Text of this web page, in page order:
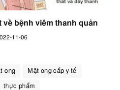
về bệnh viêm thanh quản
11-06
ong Mật ong cấp y tế
thực phẩm